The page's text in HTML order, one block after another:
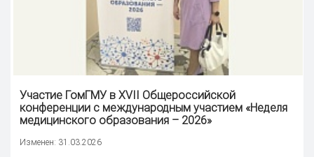
Участие ГомГМУ в XVII Общероссийской
конференции с международным участием «Неделя
медицинского образования – 2026»
Изменен: 31.03.2026